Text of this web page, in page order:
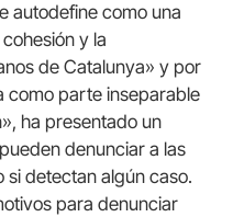
autodefine como una
y la
de Catalunya» y por
como parte inseparable
ha presentado un
denunciar a las
detectan algún caso.
para denunciar